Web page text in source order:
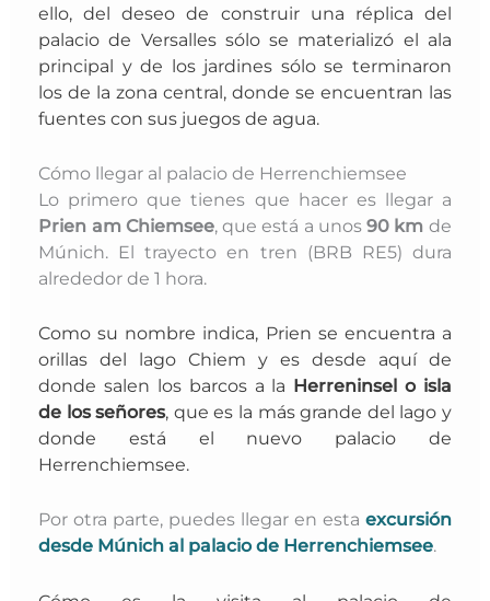
ello, del deseo de construir una réplica del
palacio de Versalles sólo se materializó el ala
principal y de los jardines sólo se terminaron
los de la zona central, donde se encuentran las
fuentes con sus juegos de agua.
Cómo llegar al palacio de Herrenchiemsee
Lo primero que tienes que hacer es llegar a
Prien am Chiemsee, que está a unos90 km de
Múnich. El trayecto en tren (BRB RE5) dura
alrededor de 1 hora.
Como su nombre indica, Prien se encuentra a
orillas del lago Chiem y es desde aquí de
donde salen los barcos a la Herreninsel o isla
de los señores, que es la más grande del lago y
donde está
el nuevo palacio de
Herrenchiemsee.
Por otra parte, puedes llegar en esta excursión
desde Múnich al palacio de Herrenchiemsee.